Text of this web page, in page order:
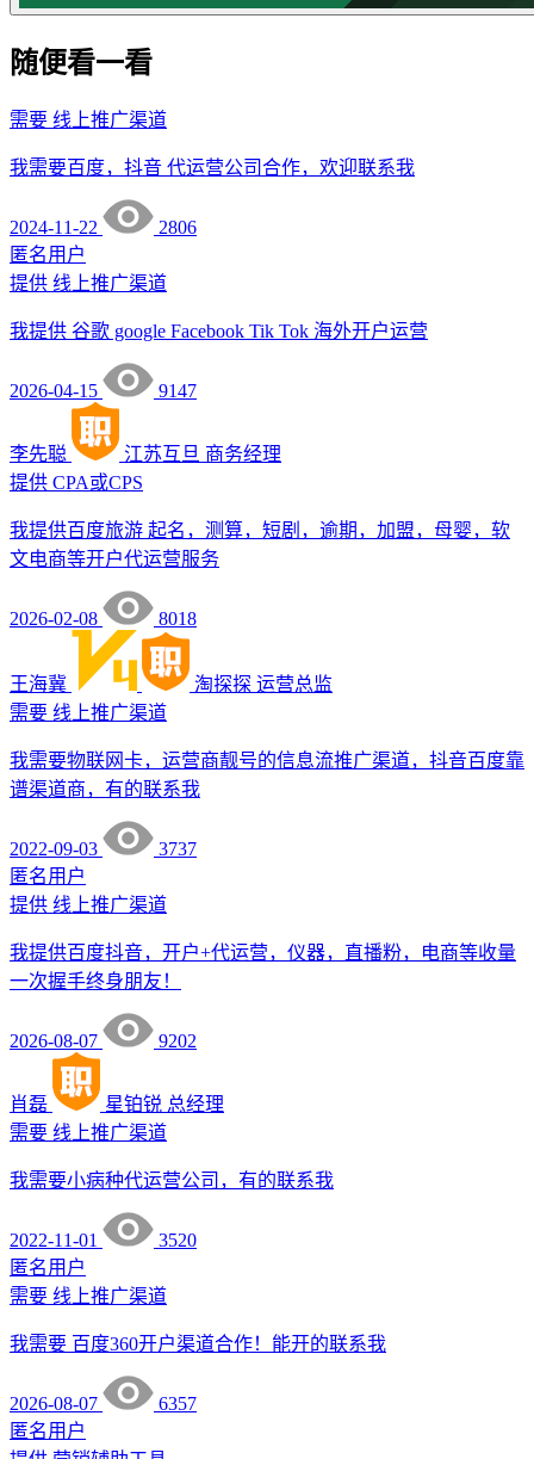
随便看一看
需要 线上推广渠道
我需要百度，抖音 代运营公司合作，欢迎联系我
2024-11-22
2806
匿名用户
提供 线上推广渠道
我提供 谷歌 google Facebook Tik Tok 海外开户运营
2026-04-15 9147
李先聪 江苏互旦 商务经理
提供 CPA或CPS
我提供百度旅游 起名，测算，短剧，逾期，加盟，母婴，软
文电商等开户代运营服务
2026-02-08 8018
王海冀 淘探探 运营总监
需要 线上推广渠道
我需要物联网卡，运营商靓号的信息流推广渠道，抖音百度靠
谱渠道商，有的联系我
2022-09-03
3737
匿名用户
提供 线上推广渠道
我提供百度抖音，开户+代运营，仪器，直播粉，电商等收量
一次握手终身朋友！
2026-08-07 9202
肖磊 星铂锐 总经理
需要 线上推广渠道
我需要小病种代运营公司，有的联系我
2022-11-01
3520
匿名用户
需要 线上推广渠道
我需要 百度360开户渠道合作！能开的联系我
2026-08-07
6357
匿名用户